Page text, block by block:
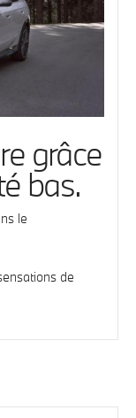
grâce
bas.
le
de